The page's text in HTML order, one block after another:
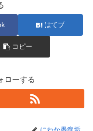
はてブ
コピー
ローする